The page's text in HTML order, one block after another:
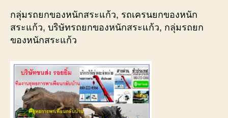
กลุ่มรถยกของหนักสระแก้ว, รถเครนยกของหนัก
สระแก้ว, บริษัทรถยกของหนักสระแก้ว, กลุ่มรถยก
ของหนักสระแก้ว